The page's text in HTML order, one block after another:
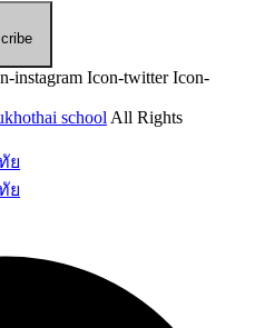
instagram Icon-twitter Icon-
school All Rights